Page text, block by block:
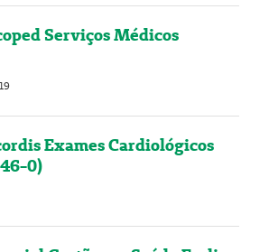
Serviços Médicos
Exames Cardiológicos
0)